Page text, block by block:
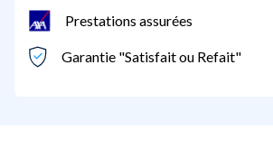
Prestations assurées
Garantie "Satisfait ou Refait"